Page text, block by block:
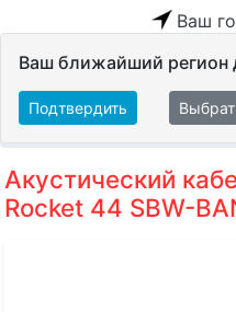
Ваш
Ваш ближайший регион
Подтвердить
Акустический
Rocket 44 SBW-